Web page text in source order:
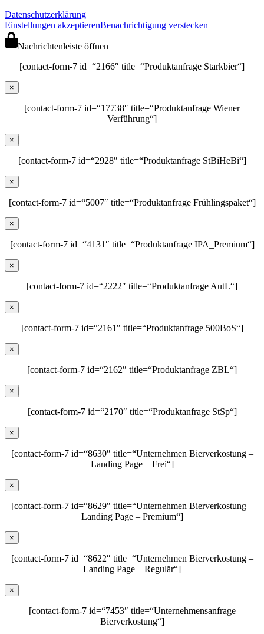
Datenschutzerklärung
Einstellungen akzeptierenBenachrichtigung verstecken
Nachrichtenleiste öffnen
[contact-form-7 id=“2166″ title=“Produktanfrage Starkbier“]
×
[contact-form-7 id=“17738″ title=“Produktanfrage Wiener
Verführung“]
×
[contact-form-7 id=“2928″ title=“Produktanfrage StBiHeBi“]
×
[contact-form-7 id=“5007″ title=“Produktanfrage Frühlingspaket“]
×
[contact-form-7 id=“4131″ title=“Produktanfrage IPA_Premium“]
×
[contact-form-7 id=“2222″ title=“Produktanfrage AutL“]
×
[contact-form-7 id=“2161″ title=“Produktanfrage 500BoS“]
×
[contact-form-7 id=“2162″ title=“Produktanfrage ZBL“]
×
[contact-form-7 id=“2170″ title=“Produktanfrage StSp“]
×
[contact-form-7 id=“8630″ title=“Unternehmen Bierverkostung –
Landing Page – Frei“]
×
[contact-form-7 id=“8629″ title=“Unternehmen Bierverkostung –
Landing Page – Premium“]
×
[contact-form-7 id=“8622″ title=“Unternehmen Bierverkostung –
Landing Page – Regulär“]
×
[contact-form-7 id=“7453″ title=“Unternehmensanfrage
Bierverkostung“]